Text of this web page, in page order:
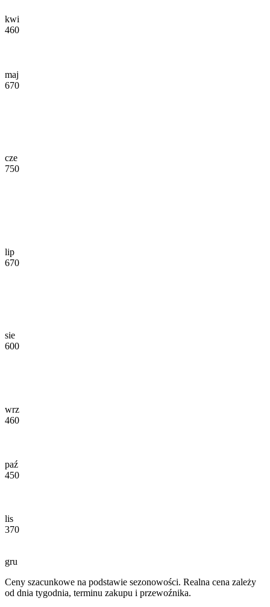
kwi
460
maj
670
cze
750
lip
670
sie
600
wrz
460
paź
450
lis
370
gru
Ceny szacunkowe na podstawie sezonowości. Realna cena zależy
od dnia tygodnia, terminu zakupu i przewoźnika.